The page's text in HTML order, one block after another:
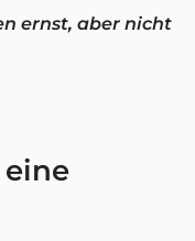
ernst, aber nicht
eine